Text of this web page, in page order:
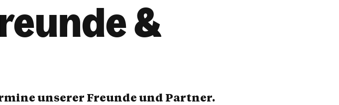
&
unserer Freunde und Partner.